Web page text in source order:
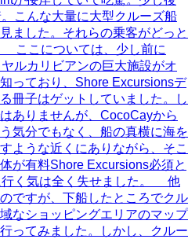
こんな大量に大型クルーズ船
ました。それらの乗客がどっと
ここについては、少し前に
ルカリビアンの巨大施設がオ
っており、Shore Excursionsデ
冊子はゲットしていました。し
ありませんが、CocoCayから
気分でもなく、船の真横に海を
ような近くにありながら、そこ
が有料Shore Excursions必須と
行く気は全く失せました。 他
ですが、下船したところでクル
なショッピングエリアのマップ
ってみました。しかし、クルー